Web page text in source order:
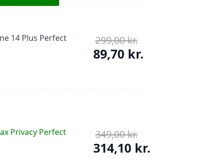
14 Plus Perfect
299,00kr.Den
oprindelige
pris
89,70 kr.
pris
Privacy Perfect
349,00kr.Den
oprindelige
pris
314,10 kr.